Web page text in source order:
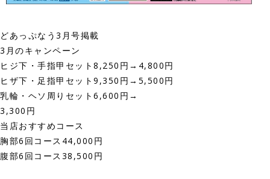
どあっぷなう3月号掲載
3月のキャンペーン
ヒジ下・手指甲セット8,250円→4,800円
ヒザ下・足指甲セット9,350円→5,500円
乳輪・ヘソ周りセット6,600円→
3,300円
当店おすすめコース
胸部6回コース44,000円
腹部6回コース38,500円